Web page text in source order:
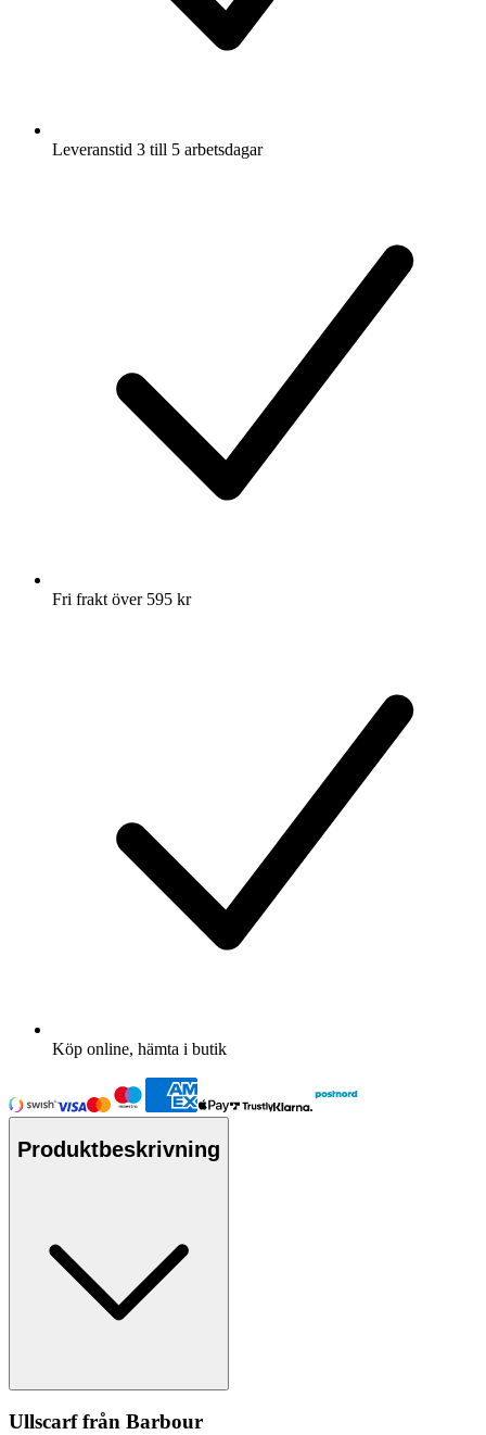
Leveranstid 3 till 5 arbetsdagar
Fri frakt över 595 kr
Köp online, hämta i butik
Produktbeskrivning
Ullscarf från Barbour